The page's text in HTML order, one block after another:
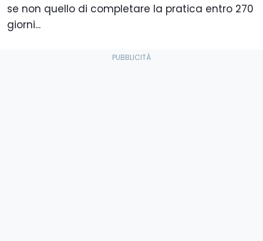
se non quello di completare la pratica entro 270
giorni...